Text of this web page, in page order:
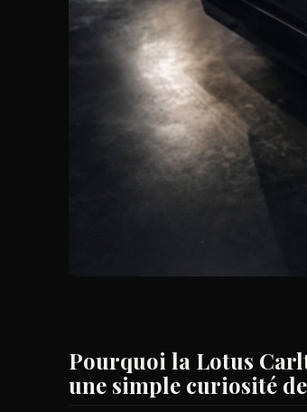
Pourquoi la Lotus
une simple curiosité